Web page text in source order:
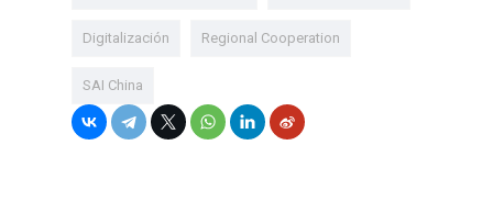
Digitalización Regional Cooperation
SAI China